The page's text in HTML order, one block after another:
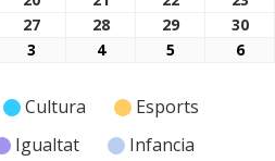
2026
27 27/08/2026
28 28/08/2026
29 29/08/2026
30
2026
3 03/09/2026
404/09/2026
5 05/09/2026
606/
Cultura
Esports
Igualtat
Infancia